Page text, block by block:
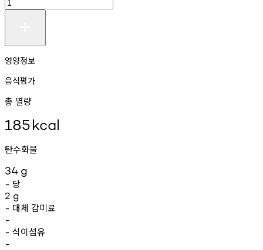
영양정보
음식평가
총 열량
185kcal
탄수화물
34 g
- 당
2 g
- 대체 감미료
-
- 식이섬유
-